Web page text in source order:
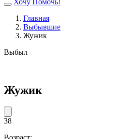
Хочу Помочь!
Главная
Выбывшие
Жужик
Выбыл
Жужик
38
Возраст: